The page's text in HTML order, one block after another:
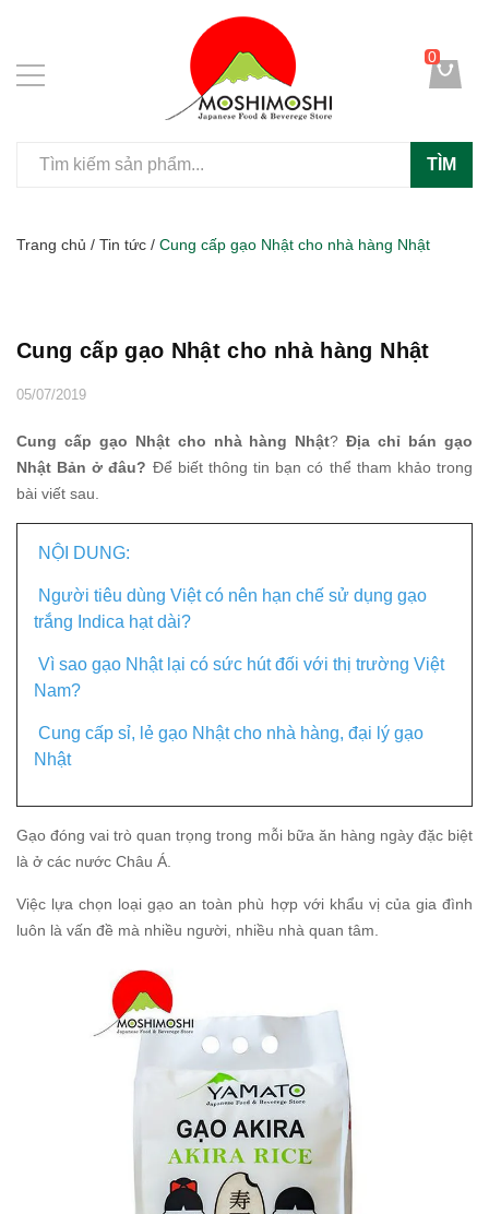
TÌM
0
Trang chủ / Tin tức / Cung cấp gạo Nhật cho nhà hàng Nhật
Cung cấp gạo Nhật cho nhà hàng Nhật
05/07/2019
Cung cấp gạo Nhật cho nhà hàng Nhật?Địa chỉ bán gạo
Nhật Bản ở đâu? Để biết thông tin bạn có thể tham khảo trong
bài viết sau.
NỘI DUNG:
Người tiêu dùng Việt có nên hạn chế sử dụng gạo
trắng Indica hạt dài?
Vì sao gạo Nhật lại có sức hút đối với thị trường Việt
Nam?
Cung cấp sỉ, lẻ gạo Nhật cho nhà hàng, đại lý gạo
Nhật
Gạo đóng vai trò quan trọng trong mỗi bữa ăn hàng ngày đặc biệt
là ở các nước Châu Á.
Việc lựa chọn loại gạo an toàn phù hợp với khẩu vị của gia đình
luôn là vấn đề mà nhiều người, nhiều nhà quan tâm.